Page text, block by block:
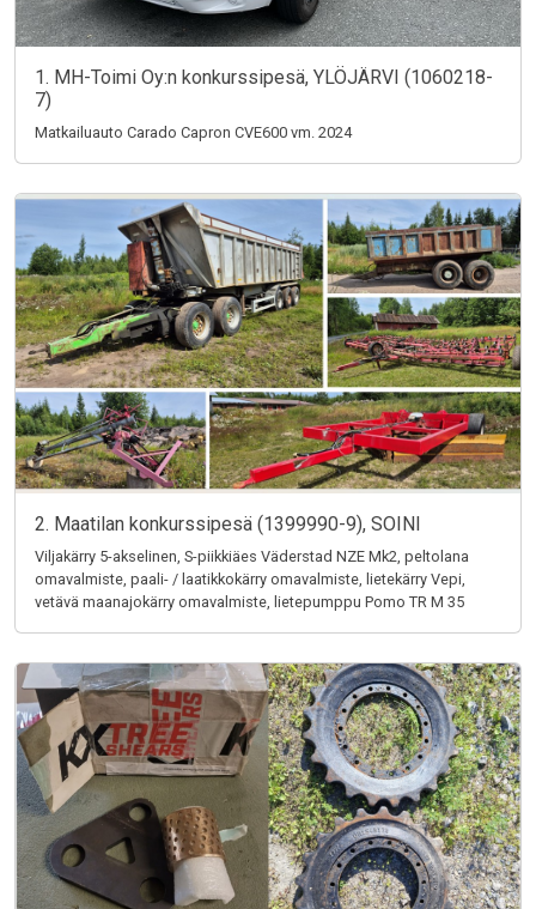
1. MH-Toimi Oy:n konkurssipesä, YLÖJÄRVI (1060218-
7)
Matkailuauto Carado Capron CVE600 vm. 2024
2. Maatilan konkurssipesä (1399990-9), SOINI
Viljakärry 5-akselinen, S-piikkiäes Väderstad NZE Mk2, peltolana
omavalmiste, paali- / laatikkokärry omavalmiste, lietekärry Vepi,
vetävä maanajokärry omavalmiste, lietepumppu Pomo TR M 35